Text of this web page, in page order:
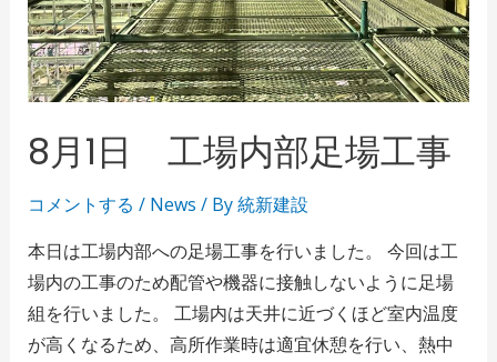
8月1日 工場内部足場工事
コメントする / News / By統新建設
本日は工場内部への足場工事を行いました。 今回は工
場内の工事のため配管や機器に接触しないように足場
組を行いました。 工場内は天井に近づくほど室内温度
が高くなるため、高所作業時は適宜休憩を行い、熱中